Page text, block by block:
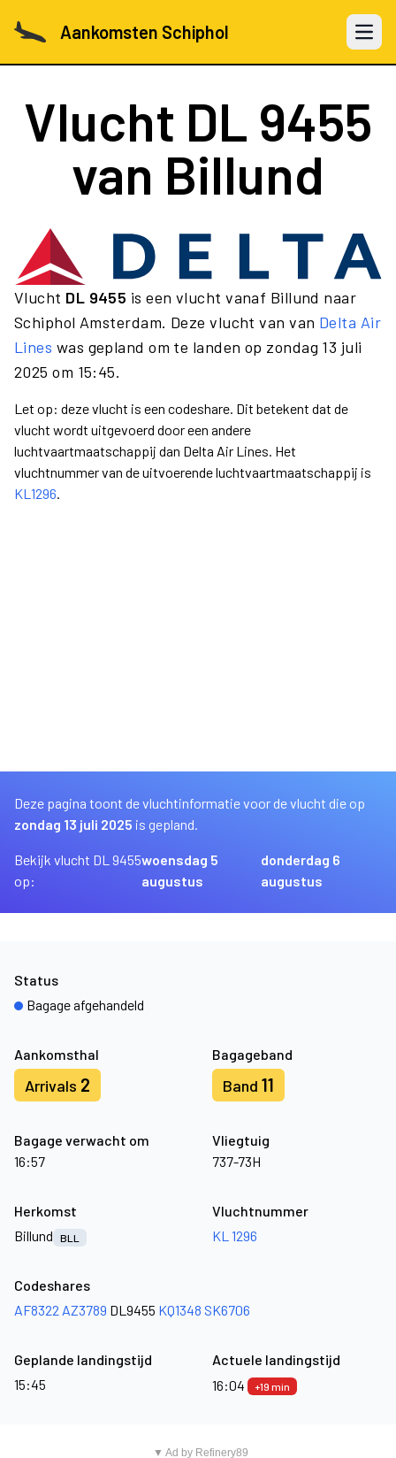
Aankomsten Schiphol Open
Vlucht DL 9455
van Billund
Vlucht DL 9455 is een vlucht vanaf Billund naar
Schiphol Amsterdam. Deze vlucht van van Delta Air
Lines was gepland om te landen op zondag 13 juli
2025 om 15:45.
Let op: deze vlucht is een codeshare. Dit betekent dat de
vlucht wordt uitgevoerd door een andere
luchtvaartmaatschappij dan Delta Air Lines. Het
vluchtnummer van de uitvoerende luchtvaartmaatschappij is
KL1296.
Deze pagina toont de vluchtinformatie voor de vlucht die op
zondag 13 juli 2025 is gepland.
Bekijk vlucht DL 9455
op:
woensdag 5
augustus
donderdag 6
augustus
Aankomsthal
Arrivals 2
Bagageband
Band 11
Bagage verwacht om
16:57
Vliegtuig
737-73H
Status
Bagage afgehandeld
Herkomst
Billund
BLL
Vluchtnummer
KL 1296
Codeshares
AF8322 AZ3789 DL9455 KQ1348 SK6706
Geplande landingstijd
15:45
Actuele landingstijd
16:04
+19 min
▼ Ad by Refinery89